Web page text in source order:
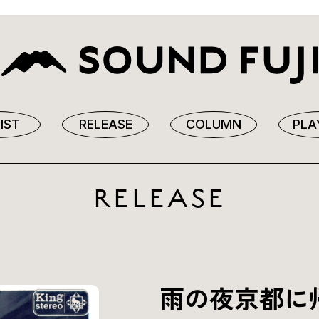
RELEASE COLUMN
RELEASE
雨の夜京都